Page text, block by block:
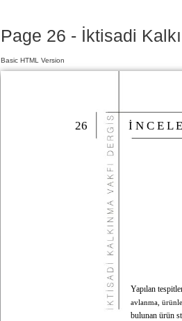
Page 26 - İktisadi
Basic HTML Version
İ N C E L
26
Yapılan
avlanma,
bulunan ürün